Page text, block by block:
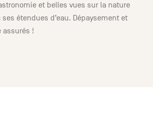
et belles vues sur la nature
étendues d’eau. Dépaysement et
assurés !